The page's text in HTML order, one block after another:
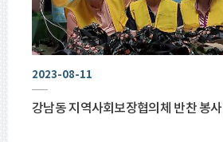
2023-08-11
강남동 지역사회보장협의체 반찬 봉사